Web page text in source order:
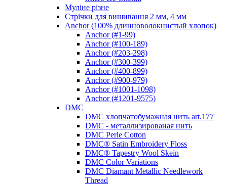
Муліне різне
Стрічки для вишивання 2 мм, 4 мм
Anchor (100% длинноволокнистый хлопок)
Anchor (#1-99)
Anchor (#100-189)
Anchor (#203-298)
Anchor (#300-399)
Anchor (#400-899)
Anchor (#900-979)
Anchor (#1001-1098)
Anchor (#1201-9575)
DMC
DMC хлопчатобумажная нить art.177
DMC - металлизированая нить
DMC Perle Cotton
DMC® Satin Embroidery Floss
DMC® Tapestry Wool Skein
DMC Color Variations
DMC Diamant Metallic Needlework
Thread